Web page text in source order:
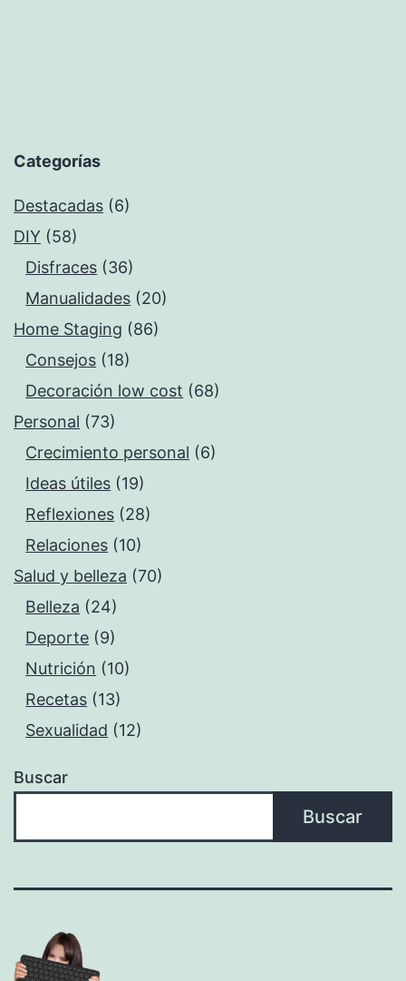
Categorías
Destacadas (6)
DIY (58)
Disfraces (36)
Manualidades (20)
Home Staging (86)
Consejos (18)
Decoración low cost (68)
Personal (73)
Crecimiento personal (6)
Ideas útiles (19)
Reflexiones (28)
Relaciones (10)
Salud y belleza (70)
Belleza (24)
Deporte (9)
Nutrición (10)
Recetas (13)
Sexualidad (12)
Buscar
Buscar